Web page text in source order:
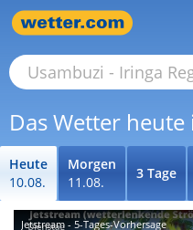
Das Wetter
Heute
10.08.
Morgen
11.08.
3 Tage
Jetstream - 5-Tages-Vorhersage